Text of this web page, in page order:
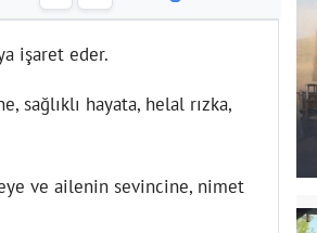
işaret eder.
sağlıklı hayata, helal rızka,
ve ailenin sevincine, nimet